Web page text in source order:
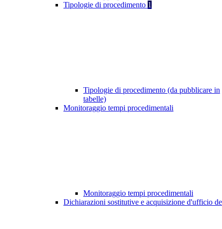
Tipologie di procedimento 1
Tipologie di procedimento (da pubblicare in
tabelle)
Monitoraggio tempi procedimentali
Monitoraggio tempi procedimentali
Dichiarazioni sostitutive e acquisizione d'ufficio